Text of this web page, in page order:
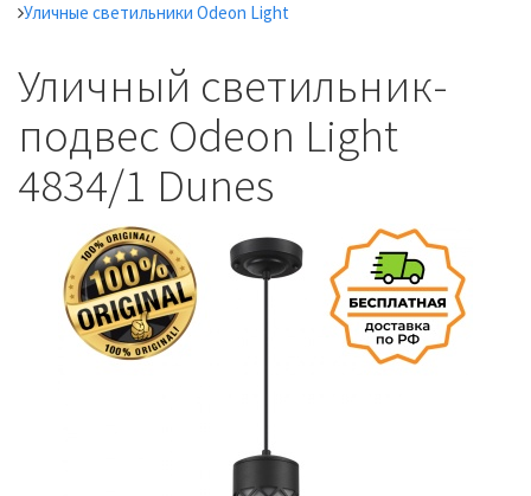
Уличные светильники Odeon Light
Уличный светильник-
подвес Odeon Light
4834/1 Dunes